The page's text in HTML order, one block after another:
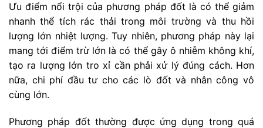
Ưu điểm nổi trội của phương pháp đốt là có thể giảm
nhanh thể tích rác thải trong môi trường và thu hồi
lượng lớn nhiệt lượng. Tuy nhiên, phương pháp này lại
mang tới điểm trừ lớn là có thể gây ô nhiễm không khí,
tạo ra lượng lớn tro xỉ cần phải xử lý đúng cách. Hơn
nữa, chi phí đầu tư cho các lò đốt và nhân công vô
cùng lớn.
Phương pháp đốt thường được ứng dụng trong quá